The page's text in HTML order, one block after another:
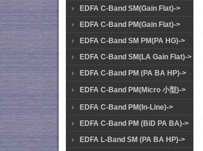
EDFA C-Band SM(Gain Flat)->
EDFA C-Band PM(Gain Flat)->
EDFA C-Band SM PM(PA HG)->
EDFA C-Band SM(LA Gain Flat)->
EDFA C-Band PM (PA BA HP)->
EDFA C-Band PM(Micro 小型)->
EDFA C-Band PM(In-Line)->
EDFA C-Band PM (BiD PA BA)->
EDFA L-Band SM (PA BA HP)->